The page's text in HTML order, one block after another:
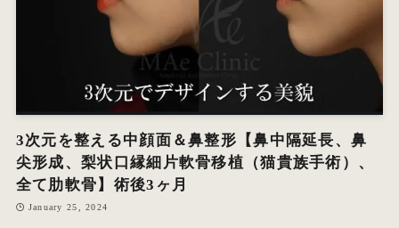
3次元を整える中顔面＆鼻整形【鼻中隔延長、鼻
尖形成、梨状口縁細片軟骨移植（猫貴族手術）、
全て肋軟骨】術後3ヶ月
January 25, 2024